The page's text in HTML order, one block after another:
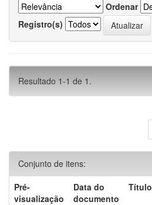
Ordenar
Registro(s)
Resultado 1-1 de 1.
Conjunto de itens:
Pré-
visualização
Data do
documento
Título